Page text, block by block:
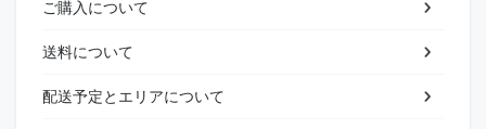
ご購入について
送料について
配送予定とエリアについて